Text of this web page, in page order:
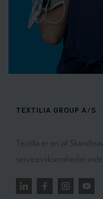
TEXTILIA GROUP A/S
Textilia er en af
servicevirksomheder